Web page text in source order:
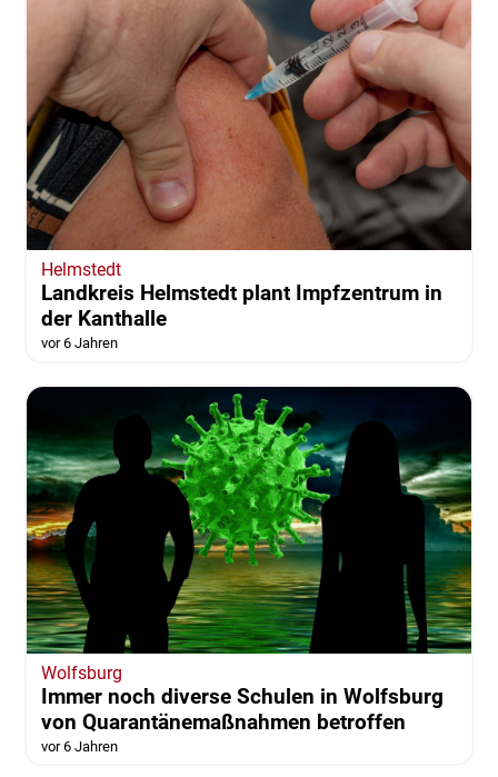
Helmstedt
Landkreis Helmstedt plant Impfzentrum in
der Kanthalle
vor 6 Jahren
Wolfsburg
Immer noch diverse Schulen in Wolfsburg
von Quarantänemaßnahmen betroffen
vor 6 Jahren